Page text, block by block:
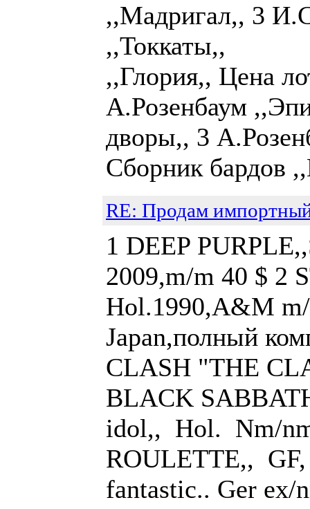
,,Мадригал,, 3
,,Глория,, Цена
А.Розенбаум
дворы,, 3
Сборник бардов
RE: Продам
1 DEEP
2009,m/m 40 $ 2
Hol.1990,A&M
Japan,полный
CLASH "THE
BLACK
idol,, Hol. Nm/
ROULETTE,,
fantastic.. Ger ex/